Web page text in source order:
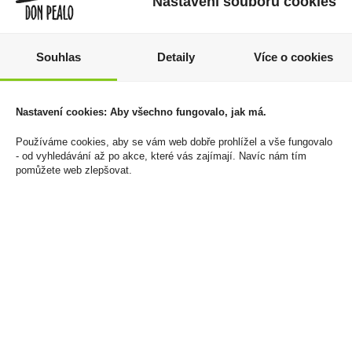
Cena za:1 ks
Skladem:5 - 50 ks
Vespertino
69 Kč
Cena za:1 ks
Souhlas Detaily Více o cookies
Nastavení cookies: Aby všechno fungovalo, jak má.
Používáme cookies, aby se vám web dobře prohlížel a vše fungovalo
- od vyhledávání až po akce, které vás zajímají. Navíc nám tím
pomůžete web zlepšovat.